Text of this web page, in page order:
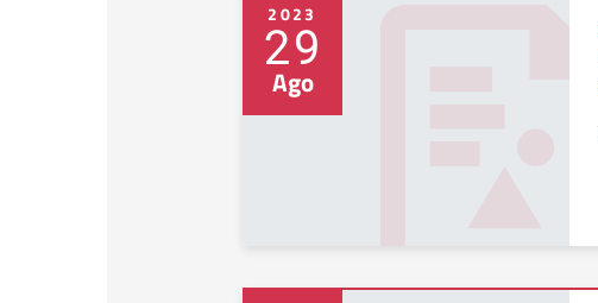
2023
29
Ago